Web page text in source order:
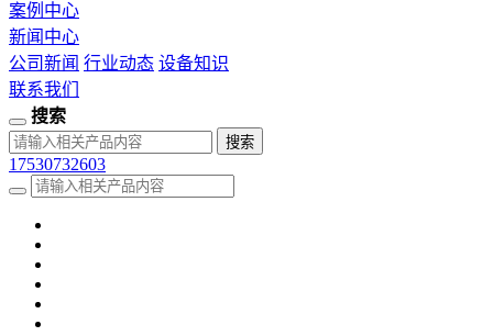
案例中心
新闻中心
公司新闻 行业动态 设备知识
联系我们
搜索
17530732603